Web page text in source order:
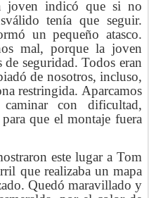
joven indicó que si no
tenía que seguir.
un pequeño atasco.
mal, porque la joven
de seguridad. Todos eran
de nosotros, incluso,
restringida. Aparcamos
con dificultad,
que el montaje fuera
este lugar a Tom
que realizaba un mapa
Quedó maravillado y